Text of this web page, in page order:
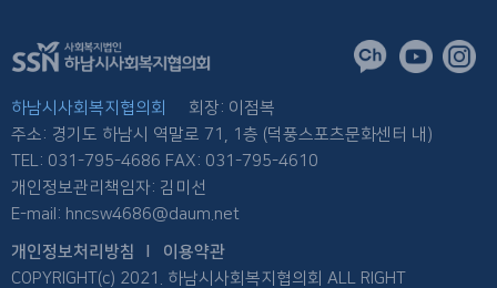
하남시사회복지협의회
회장: 이점복
주소: 경기도 하남시 역말로 71, 1층 (덕풍스포츠문화센터 내)
TEL: 031-795-4686 FAX: 031-795-4610
개인정보관리책임자: 김미선
E-mail: hncsw4686@daum.net
개인정보처리방침
이용약관
COPYRIGHT(c) 2021. 하남시사회복지협의회 ALL RIGHT